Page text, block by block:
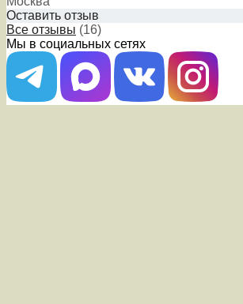
Оставить отзыв
Все отзывы (16)
Мы в социальных сетях